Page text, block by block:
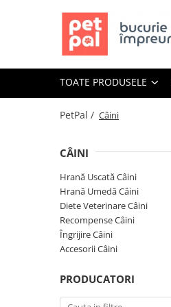
Toate Produsele
Câine Junior
Câine Senior
Câine Junior
Câine Adult
Diete Veterinare Câini
Recompense Câini
TOATE PRODUSELE
PetPal / Câini
CÂINI
Hrană Uscată Câini
Hrană Umedă Câini
Diete Veterinare Câini
Recompense Câini
Îngrijire Câini
Accesorii Câini
PRODUCATORI